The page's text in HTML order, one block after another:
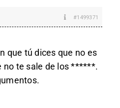
#1499371
que tú dices que no es
no te sale de los ******.